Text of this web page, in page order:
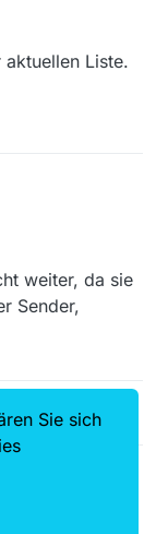
Liste.
weiter, da sie
Sender,
Sie sich